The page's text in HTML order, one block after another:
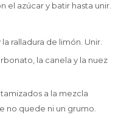
el azúcar y batir hasta unir.
ralladura de limón. Unir.
la canela y la nuez
a la mezcla
no quede ni un grumo.